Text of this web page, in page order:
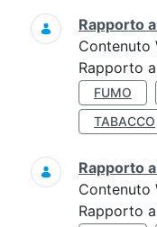
Rapporto
Contenuto
Rapporto
FUMO
TABACCO
Rapporto
Contenuto
Rapporto